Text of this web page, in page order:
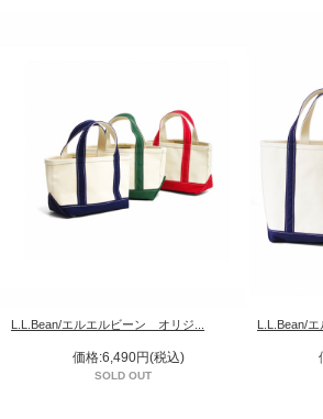
L.L.Bean/エルエルビーン オリジ...
価格:6,490円(税込)
SOLD OUT
L.L.Bean/